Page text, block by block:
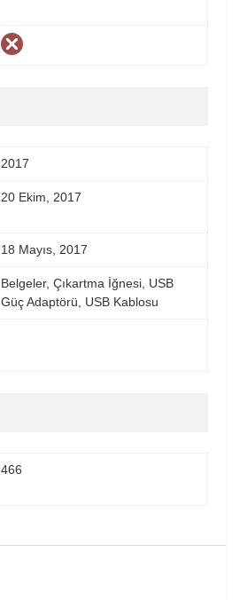
2017
20 Ekim, 2017
18 Mayıs, 2017
Belgeler, Çıkartma İğnesi, USB
Güç Adaptörü, USB Kablosu
466